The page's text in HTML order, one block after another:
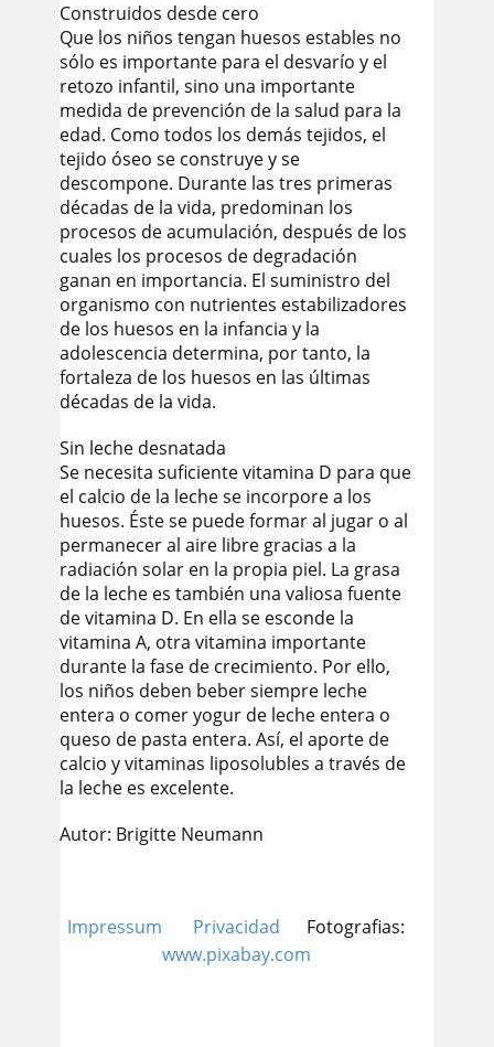
Construidos desde cero
Que los niños tengan huesos estables no
sólo es importante para el desvarío y el
retozo infantil, sino una importante
medida de prevención de la salud para la
edad. Como todos los demás tejidos, el
tejido óseo se construye y se
descompone. Durante las tres primeras
décadas de la vida, predominan los
procesos de acumulación, después de los
cuales los procesos de degradación
ganan en importancia. El suministro del
organismo con nutrientes estabilizadores
de los huesos en la infancia y la
adolescencia determina, por tanto, la
fortaleza de los huesos en las últimas
décadas de la vida.
Sin leche desnatada
Se necesita suficiente vitamina D para que
el calcio de la leche se incorpore a los
huesos. Éste se puede formar al jugar o al
permanecer al aire libre gracias a la
radiación solar en la propia piel. La grasa
de la leche es también una valiosa fuente
de vitamina D. En ella se esconde la
vitamina A, otra vitamina importante
durante la fase de crecimiento. Por ello,
los niños deben beber siempre leche
entera o comer yogur de leche entera o
queso de pasta entera. Así, el aporte de
calcio y vitaminas liposolubles a través de
la leche es excelente.
Autor: Brigitte Neumann
Impressum Privacidad Fotografias:
www.pixabay.com